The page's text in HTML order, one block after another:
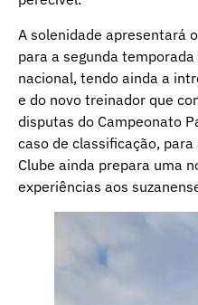
A solenidade apresentará
para a segunda
nacional, tendo ainda a
e do novo treinador que
disputas do Campeonato
caso de classificação,
Clube ainda prepara uma
experiências aos